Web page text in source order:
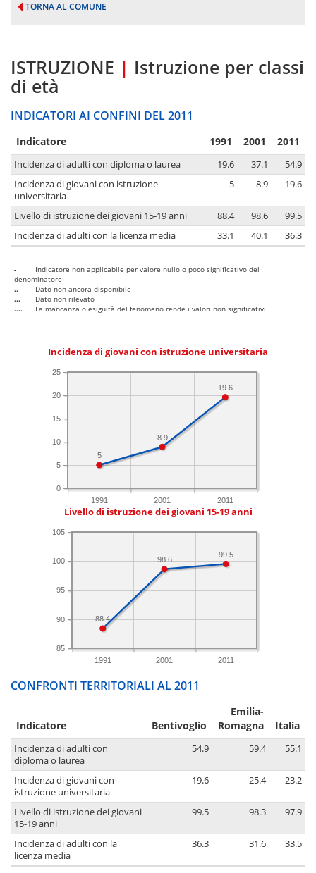
TORNA AL COMUNE
ISTRUZIONE | Istruzione per classi
di età
INDICATORI AI CONFINI DEL 2011
Indicatore 1991 2001 2011
Incidenza di adulti con diploma o laurea 19.6 37.1
54.9
Incidenza di giovani con istruzione
universitaria
5 8.9 19.6
Livello di istruzione dei giovani 15-19 anni 88.4 98.6
99.5
Incidenza di adulti con la licenza media
33.1 40.1 36.3
-
Indicatore non applicabile per valore nullo o poco significativo del
denominatore
..
Dato non ancora disponibile
...
Dato non rilevato
....
La mancanza o esiguità del fenomeno rende i valori non significativi
Incidenza di giovani con istruzione universitaria
1991 2001 2011
0
5
10
15
20
25
19.6
8.9
5
Livello di istruzione dei giovani 15-19 anni
1991 2001 2011
85
90
95
100
105
99.5
98.6
88.4
CONFRONTI TERRITORIALI AL 2011
Indicatore Bentivoglio
Emilia-
Romagna
Italia
Incidenza di adulti con
diploma o laurea
54.9 59.4 55.1
Incidenza di giovani con
istruzione universitaria
19.6 25.4 23.2
Livello di istruzione dei giovani
15-19 anni
99.5 98.3 97.9
Incidenza di adulti con la
licenza media
36.3 31.6 33.5